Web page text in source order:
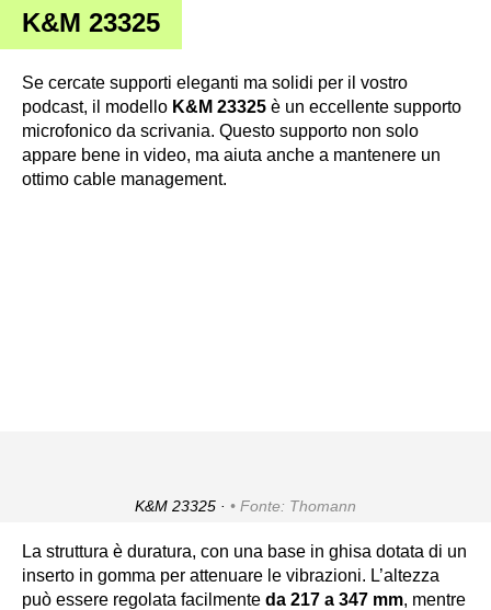
K&M 23325
Se cercate supporti eleganti ma solidi per il vostro
podcast, il modello K&M 23325 è un eccellente supporto
microfonico da scrivania. Questo supporto non solo
appare bene in video, ma aiuta anche a mantenere un
ottimo cable management.
K&M 23325 · Fonte: Thomann
La struttura è duratura, con una base in ghisa dotata di un
inserto in gomma per attenuare le vibrazioni. L’altezza
può essere regolata facilmente da 217 a 347 mm, mentre